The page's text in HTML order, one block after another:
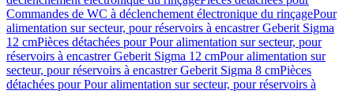
Commandes de WC à déclenchement électronique du rinçagePour
alimentation sur secteur, pour réservoirs à encastrer Geberit Sigma
12 cmPièces détachées pour Pour alimentation sur secteur, pour
réservoirs à encastrer Geberit Sigma 12 cmPour alimentation sur
secteur, pour réservoirs à encastrer Geberit Sigma 8 cmPièces
détachées pour Pour alimentation sur secteur, pour réservoirs à